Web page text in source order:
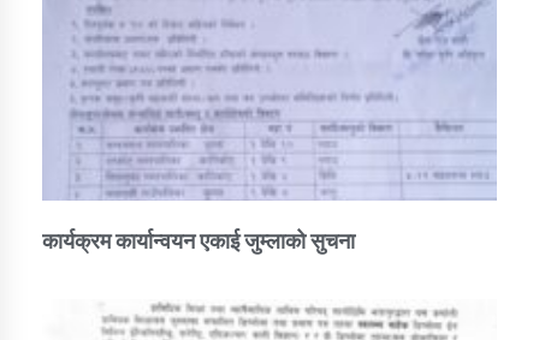
कार्यक्रम कार्यान्वयन एकाई जुम्लाको सुचना